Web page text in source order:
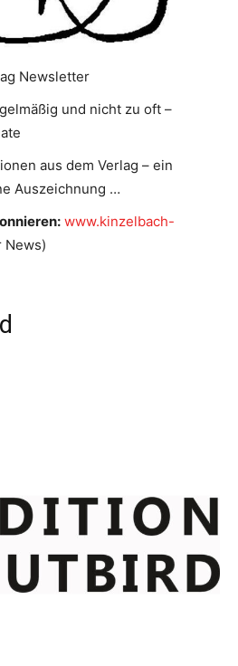
Newsletter
und nicht zu oft –
aus dem Verlag – ein
Auszeichnung …
www.kinzelbach-
News)